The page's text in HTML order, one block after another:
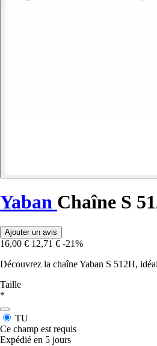
Yaban Chaîne S
Ajouter un avis
16,00 € 12,71 € -21%
Découvrez la chaîne Yaban S 512H,
Taille
*
TU
Ce champ est requis
Expédié en 5 jours